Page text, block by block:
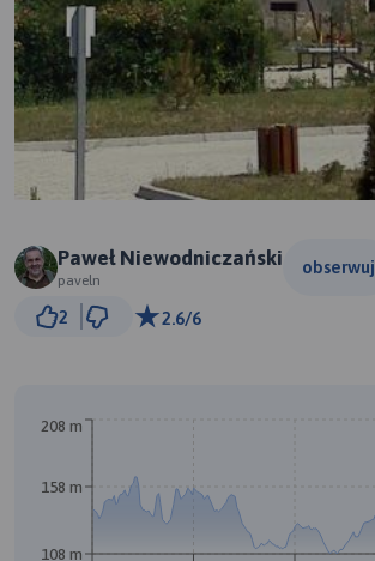
Paweł Niewodniczański
paveln
obserwuj
2 2.6/6
108 m
158 m
208 m